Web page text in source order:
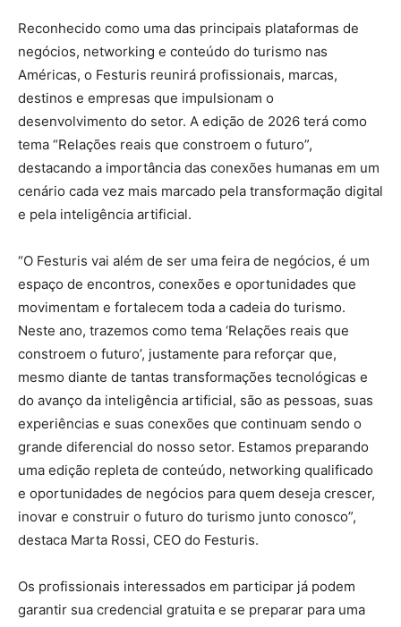
Reconhecido como uma das principais plataformas de
negócios, networking e conteúdo do turismo nas
Américas, o Festuris reunirá profissionais, marcas,
destinos e empresas que impulsionam o
desenvolvimento do setor. A edição de 2026 terá como
tema “Relações reais que constroem o futuro”,
destacando a importância das conexões humanas em um
cenário cada vez mais marcado pela transformação digital
e pela inteligência artificial.
“O Festuris vai além de ser uma feira de negócios, é um
espaço de encontros, conexões e oportunidades que
movimentam e fortalecem toda a cadeia do turismo.
Neste ano, trazemos como tema ‘Relações reais que
constroem o futuro’, justamente para reforçar que,
mesmo diante de tantas transformações tecnológicas e
do avanço da inteligência artificial, são as pessoas, suas
experiências e suas conexões que continuam sendo o
grande diferencial do nosso setor. Estamos preparando
uma edição repleta de conteúdo, networking qualificado
e oportunidades de negócios para quem deseja crescer,
inovar e construir o futuro do turismo junto conosco”,
destaca Marta Rossi, CEO do Festuris.
Os profissionais interessados em participar já podem
garantir sua credencial gratuita e se preparar para uma